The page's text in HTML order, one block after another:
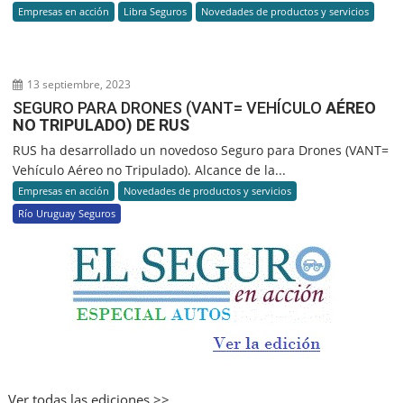
Empresas en acción Libra Seguros Novedades de productos y servicios
13 septiembre, 2023
SEGURO PARA DRONES (VANT= VEHÍCULOAÉREO
NO TRIPULADO) DE RUS
RUS ha desarrollado un novedoso Seguro para Drones (VANT=
Vehículo Aéreo no Tripulado). Alcance de la...
Empresas en acción
Novedades de productos y servicios
Río Uruguay Seguros